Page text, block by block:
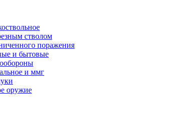
стволом
поражения
и бытовые
и ммг
оружие